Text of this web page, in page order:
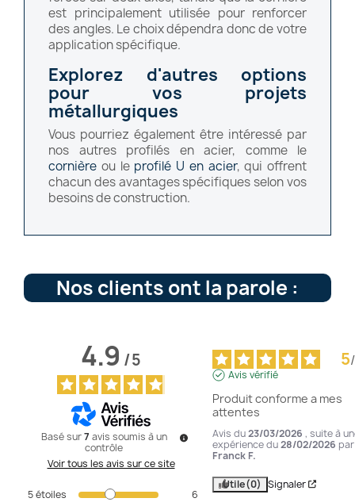
est principalement utilisée pour renforcer
des angles. Le choix dépendra donc de votre
application spécifique.
Explorez d'autres options
pour vos projets
métallurgiques
Vous pourriez également être intéressé par
nos autres profilés en acier, comme le
cornière ou le profilé U en acier, qui offrent
chacun des avantages spécifiques selon vos
besoins de construction.
Nos clients ont la parole :
4.9/5
Basé sur7 avis soumis à un
contrôle
Voir tous les avis sur ce site
5étoiles
6
5/
Avis vérifié
Produit conforme a mes
attentes
Avis du23/03/2026 , suite à
expérience du28/02/2026 par
Franck F.
Utile(0) Signaler